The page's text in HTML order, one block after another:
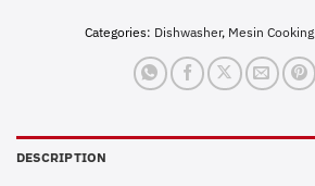
Categories: Dishwasher, Mesin Cooking
DESCRIPTION